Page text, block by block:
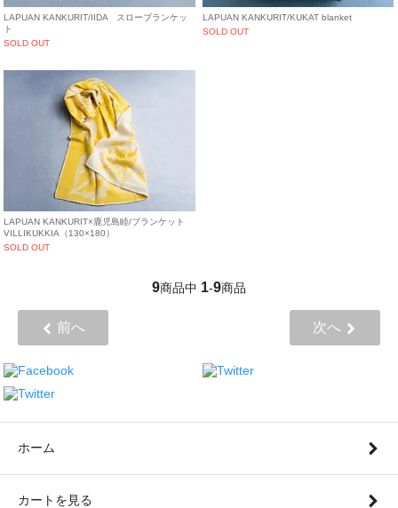
LAPUAN KANKURIT/IIDA スローブランケッ
ト
SOLD OUT
LAPUAN KANKURIT/KUKAT blanket
SOLD OUT
LAPUAN KANKURIT×鹿児島睦/ブランケット
VILLIKUKKIA（130×180）
SOLD OUT
9商品中 1-9商品
前へ 次へ
ホーム
カートを見る